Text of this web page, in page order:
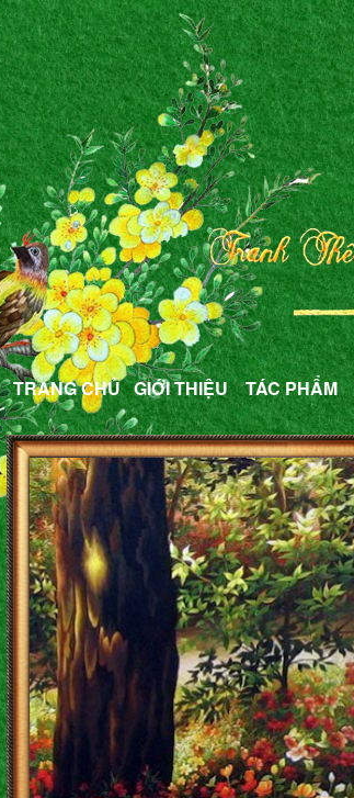
TRANG CHỦ GIỚI THIỆU TÁC PHẨM